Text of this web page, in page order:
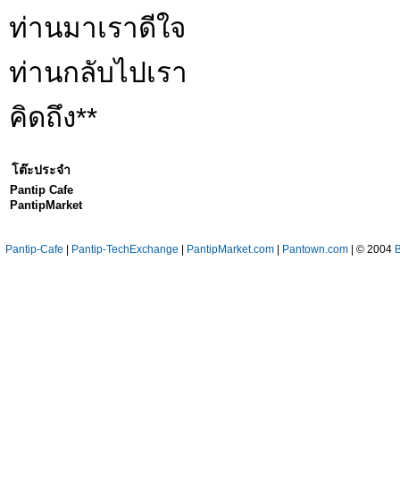
ท่านมาเราดีใจ
ท่านกลับไปเรา
คิดถึง**
โต๊ะประจำ
Pantip Cafe
PantipMarket
Pantip-Cafe Pantip-TechExchange PantipMarket.com Pantown.com | © 2004